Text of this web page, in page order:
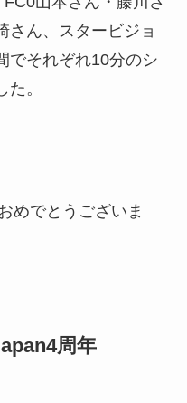
さん、スタービジョ
でそれぞれ10分のシ
。
めでとうございま
周年